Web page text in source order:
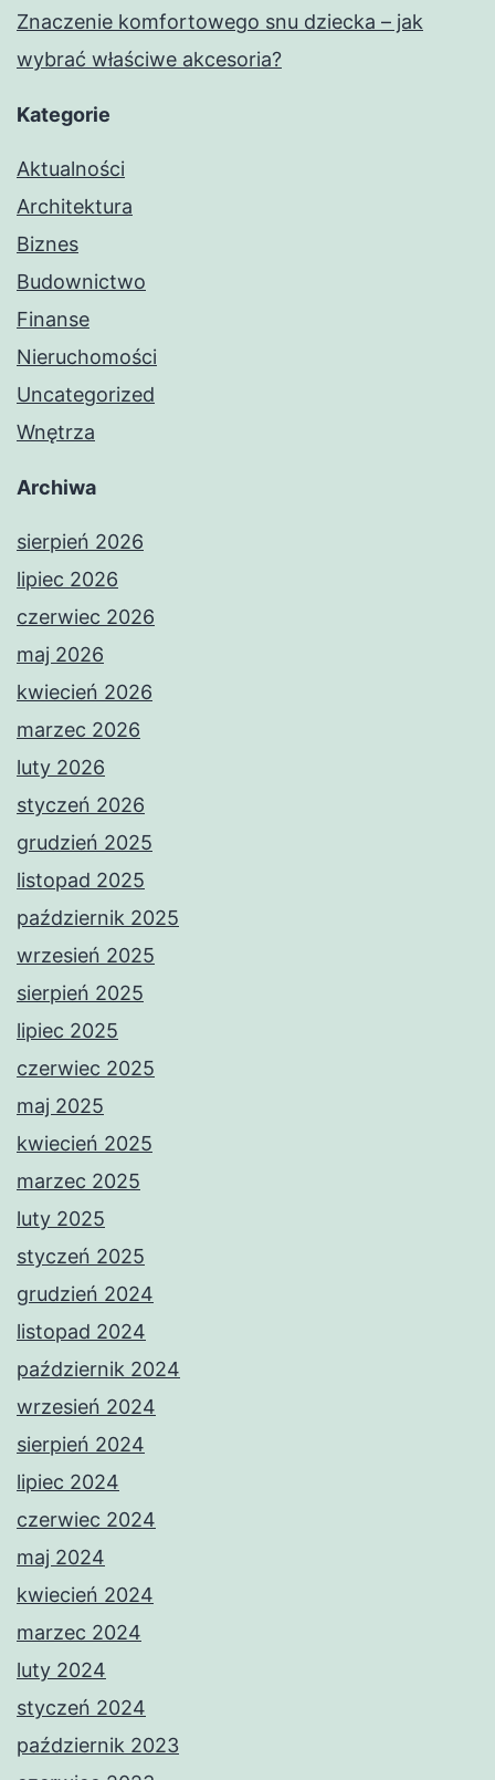
Znaczenie komfortowego snu dziecka – jak
wybrać właściwe akcesoria?
Kategorie
Aktualności
Architektura
Biznes
Budownictwo
Finanse
Nieruchomości
Uncategorized
Wnętrza
Archiwa
sierpień 2026
lipiec 2026
czerwiec 2026
maj 2026
kwiecień 2026
marzec 2026
luty 2026
styczeń 2026
grudzień 2025
listopad 2025
październik 2025
wrzesień 2025
sierpień 2025
lipiec 2025
czerwiec 2025
maj 2025
kwiecień 2025
marzec 2025
luty 2025
styczeń 2025
grudzień 2024
listopad 2024
październik 2024
wrzesień 2024
sierpień 2024
lipiec 2024
czerwiec 2024
maj 2024
kwiecień 2024
marzec 2024
luty 2024
styczeń 2024
październik 2023